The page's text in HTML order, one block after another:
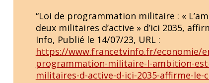
“Loi de programmation militaire : «
deux militaires d’active » d’ici 2035,
Info, Publié le 14/07/23, URL :
https://www.francetvinfo.fr/economie/
programmation-militaire-l-ambition-
militaires-d-active-d-ici-2035-affirme-le-